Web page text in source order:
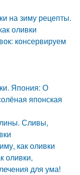
на зиму рецепты.
оливки
консервируем
Япония: О
японская
Сливы,
как оливки
оливки,
для ума!